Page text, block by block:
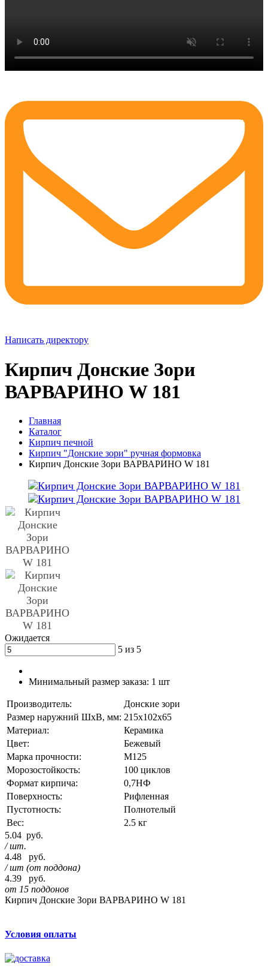
Написать директору
Кирпич Донские Зори
ВАРВАРИНО W 181
Главная
Каталог
Кирпич печной
Кирпич "Донские зори" ручная формовка
Кирпич Донские Зори ВАРВАРИНО W 181
Ожидается
5 из 5
Минимальный размер заказа: 1 шт
Производитель:
Донские зори
Размер наружний ШхВ, мм: 215х102х65
Материал:
Керамика
Цвет:
Бежевый
Марка прочности:
М125
Морозостойкость:
100 циклов
Формат кирпича:
0,7НФ
Поверхность:
Рифленная
Пустотность:
Полнотелый
Вес:
2.5 кг
5.04 руб.
/ шт.
4.48
руб.
/ шт (от поддона)
4.39
руб.
от 15 поддонов
Кирпич Донские Зори ВАРВАРИНО W 181
Условия оплаты